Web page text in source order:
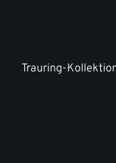
Trauring-